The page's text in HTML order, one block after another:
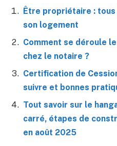
Être propriétaire :
son logement
Comment se déroule
chez le notaire ?
Certification de
suivre et bonnes
Tout savoir sur le
carré, étapes de
en août 2025